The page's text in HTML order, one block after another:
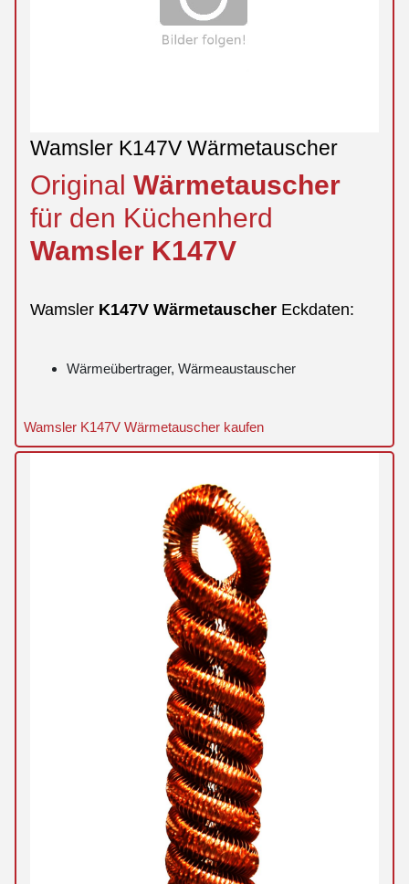
Wamsler K147V Wärmetauscher
Original Wärmetauscher
für den Küchenherd
Wamsler K147V
Wamsler K147V Wärmetauscher Eckdaten:
Wärmeübertrager, Wärmeaustauscher
Wamsler K147V Wärmetauscher kaufen